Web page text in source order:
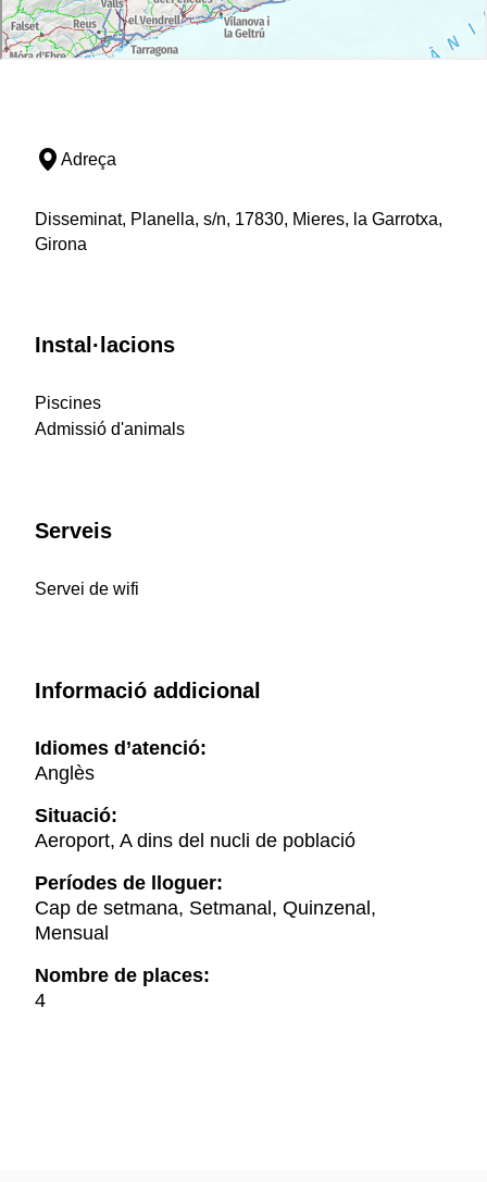
Adreça
Disseminat, Planella, s/n, 17830, Mieres, la Garrotxa,
Girona
Instal·lacions
Piscines
Admissió d'animals
Serveis
Servei de wifi
Informació addicional
Idiomes d’atenció:
Anglès
Situació:
Aeroport, A dins del nucli de població
Períodes de lloguer:
Cap de setmana, Setmanal, Quinzenal,
Mensual
Nombre de places:
4